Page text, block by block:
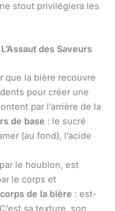
stout privilégiera les
des Saveurs
que la bière recouvre
pour créer une
par l’arrière de la
de base : le sucré
(au fond), l’acide
le houblon, est
le corps et
corps de la bière : est-
sa texture, son